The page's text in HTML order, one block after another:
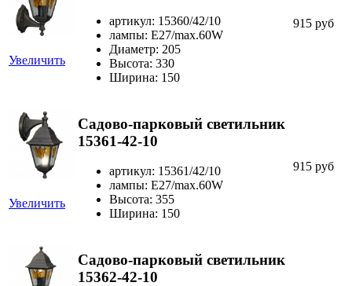
Увеличить
артикул: 15360/42/10
лампы: Е27/max.60W
Диаметр: 205
Высота: 330
Ширина: 150
915 руб
Увеличить
Садово-парковый светильник
15361-42-10
артикул: 15361/42/10
лампы: Е27/max.60W
Высота: 355
Ширина: 150
915 руб
Садово-парковый светильник
15362-42-10